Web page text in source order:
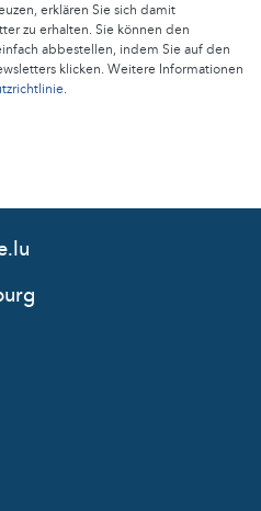
erklären Sie sich damit
zu erhalten. Sie können den
abbestellen, indem Sie auf den
klicken. Weitere Informationen
.